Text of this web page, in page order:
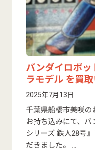
バンダイロボッ
ラモデル を買取
2025年7月13日
千葉県船橋市美咲の
お持ち込みにて、
シリーズ 鉄人28号
だきました。 …